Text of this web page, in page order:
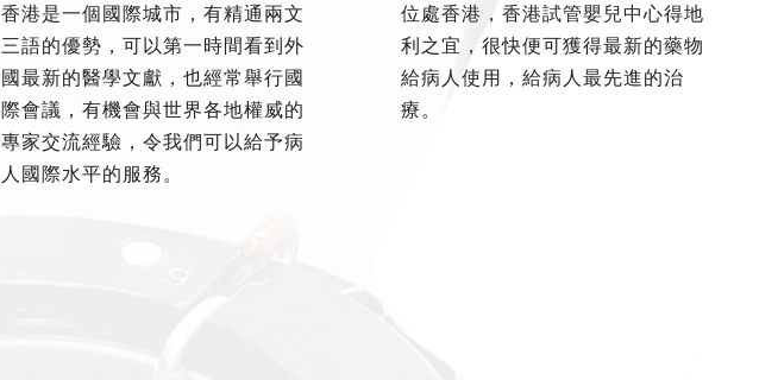
香港是一個國際城市，有精通兩文
三語的優勢，可以第一時間看到外
國最新的醫學文獻，也經常舉行國
際會議，有機會與世界各地權威的
專家交流經驗，令我們可以給予病
人國際水平的服務。
位處香港，香港試管嬰兒中心得地
利之宜，很快便可獲得最新的藥物
給病人使用，給病人最先進的治
療。